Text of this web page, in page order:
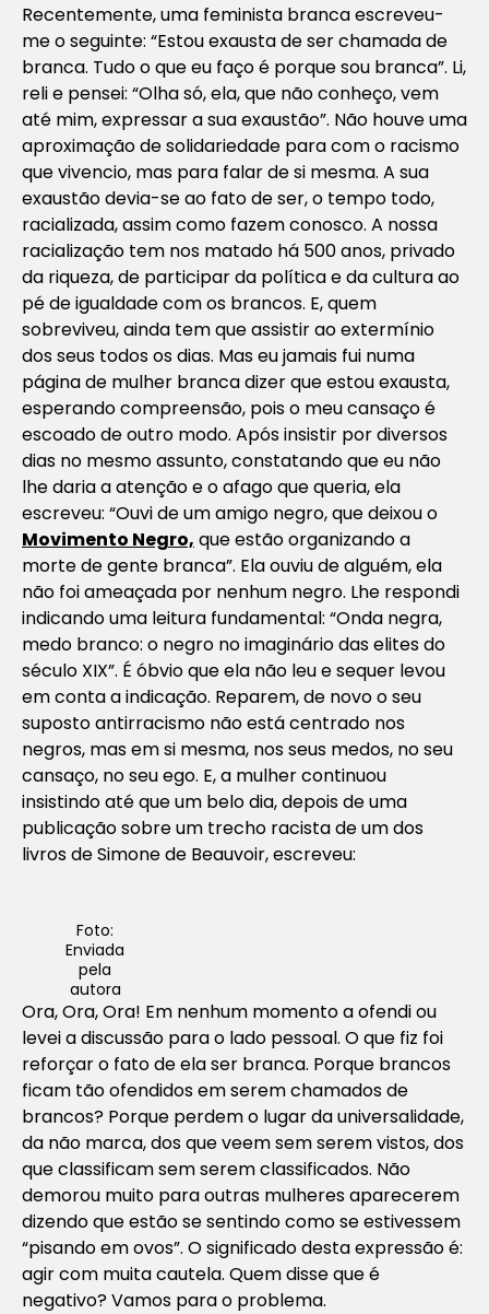
Recentemente, uma feminista branca escreveu-
me o seguinte: “Estou exausta de ser chamada de
branca. Tudo o que eu faço é porque sou branca”. Li,
reli e pensei: “Olha só, ela, que não conheço, vem
até mim, expressar a sua exaustão”. Não houve uma
aproximação de solidariedade para com o racismo
que vivencio, mas para falar de si mesma. A sua
exaustão devia-se ao fato de ser, o tempo todo,
racializada, assim como fazem conosco. A nossa
racialização tem nos matado há 500 anos, privado
da riqueza, de participar da política e da cultura ao
pé de igualdade com os brancos. E, quem
sobreviveu, ainda tem que assistir ao extermínio
dos seus todos os dias. Mas eu jamais fui numa
página de mulher branca dizer que estou exausta,
esperando compreensão, pois o meu cansaço é
escoado de outro modo. Após insistir por diversos
dias no mesmo assunto, constatando que eu não
lhe daria a atenção e o afago que queria, ela
escreveu: “Ouvi de um amigo negro, que deixou o
Movimento Negro, que estão organizando a
morte de gente branca”. Ela ouviu de alguém, ela
não foi ameaçada por nenhum negro. Lhe respondi
indicando uma leitura fundamental: “Onda negra,
medo branco: o negro no imaginário das elites do
século XIX”. É óbvio que ela não leu e sequer levou
em conta a indicação. Reparem, de novo o seu
suposto antirracismo não está centrado nos
negros, mas em si mesma, nos seus medos, no seu
cansaço, no seu ego. E, a mulher continuou
insistindo até que um belo dia, depois de uma
publicação sobre um trecho racista de um dos
livros de Simone de Beauvoir, escreveu:
Foto:
Enviada
pela
autora
Ora, Ora, Ora! Em nenhum momento a ofendi ou
levei a discussão para o lado pessoal. O que fiz foi
reforçar o fato de ela ser branca. Porque brancos
ficam tão ofendidos em serem chamados de
brancos? Porque perdem o lugar da universalidade,
da não marca, dos que veem sem serem vistos, dos
que classificam sem serem classificados. Não
demorou muito para outras mulheres aparecerem
dizendo que estão se sentindo como se estivessem
“pisando em ovos”. O significado desta expressão é:
agir com muita cautela. Quem disse que é
negativo? Vamos para o problema.